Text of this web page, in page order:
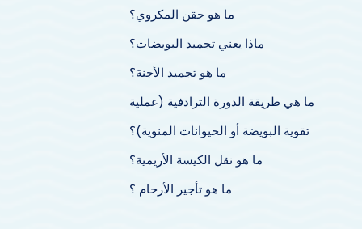
ما هو حقن المكروي؟
ماذا يعني تجميد البويضات؟
ما هو تجميد الأجنة؟
ما هي طريقة الدورة الترادفية (عملية
تقوية البويضة أو الحيوانات المنوية)؟
ما هو نقل الكيسة الأريمية؟
ما هو تأجير الأرحام ؟